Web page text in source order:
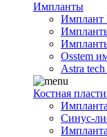
Импланты
Имплант
Osstem
Astra
Костная
Синус-